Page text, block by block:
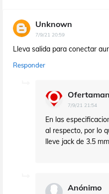
Unknown
7/9/21 20:59
Lleva salida para conectar
Responder
Ofertaman
7/9/21 21:54
En las
al respecto, por lo
lleve jack de 3.5
Anónimo